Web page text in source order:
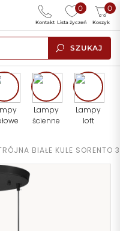
SZUKAJ
0
Lista życzeń
0
Koszyk
Kontakt
Lampy
ścienne
Lampy
loft
BIAŁE KULE SORENTO 3